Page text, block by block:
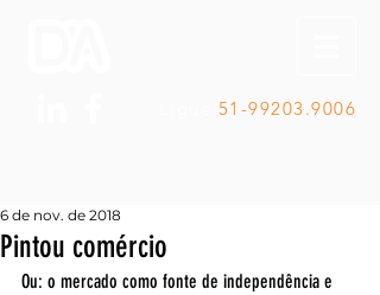
51-99203.9006
Pintou comércio
6 de nov. de 2018
Ou: o mercado como fonte de independência e